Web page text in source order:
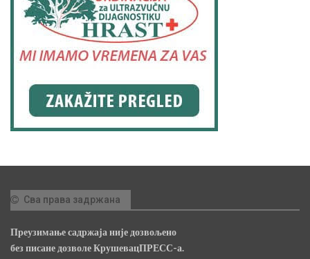
Сва права задржана
Преузимање садржаја није дозвољено
без писане дозволе КрушевацПРЕСС-а.